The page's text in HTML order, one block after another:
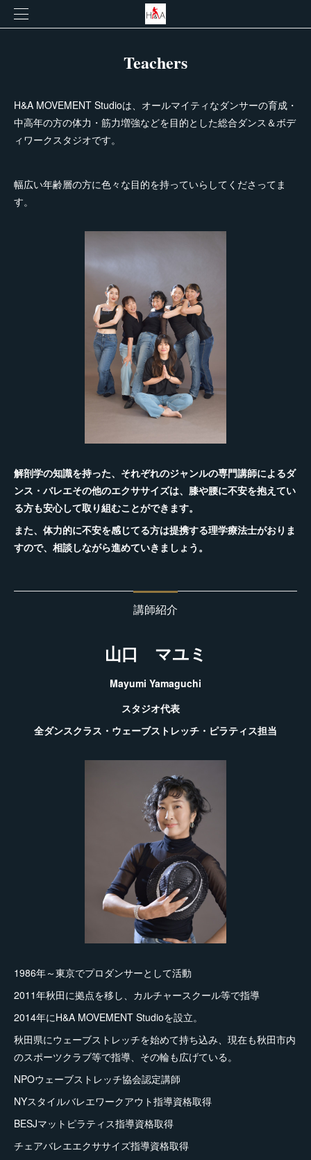
Teachers
H&A MOVEMENT Studioは、オールマイティなダンサーの育成・
中高年の方の体力・筋力増強などを目的とした総合ダンス＆ボデ
ィワークスタジオです。
幅広い年齢層の方に色々な目的を持っていらしてくださってま
す。
解剖学の知識を持った、それぞれのジャンルの専門講師によるダ
ンス・バレエその他のエクササイズは、膝や腰に不安を抱えてい
る方も安心して取り組むことができます。
また、体力的に不安を感じてる方は提携する理学療法士がおりま
すので、相談しながら進めていきましょう。
講師紹介
山口 マユミ
Mayumi Yamaguchi
スタジオ代表
全ダンスクラス・ ウェーブストレッチ・ ピラティス担当
1986年～東京でプロダンサーとして活動
2011年秋田に拠点を移し、カルチャースクール等で指導
2014年にH&A MOVEMENT Studioを設立。
秋田県にウェーブストレッチを始めて持ち込み、現在も秋田市内
のスポーツクラブ等で指導、その輪も広げている。
NPOウェーブストレッチ協会認定講師
NYスタイルバレエワークアウト指導資格取得
BESJマットピラティス指導資格取得
チェアバレエエクササイズ指導資格取得